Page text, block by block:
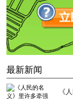
最新新闻
《